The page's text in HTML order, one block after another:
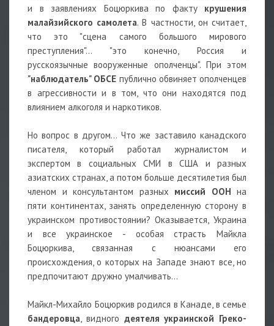
и в заявлениях Боцюркива по факту крушения
малайзийского самолета. В частности, он считает,
что это "сцена самого большого мирового
преступления"... "это конечно, Россия и
русскоязычные вооруженные ополченцы". При этом
"наблюдатель" ОБСЕ публично обвиняет ополченцев
в агрессивности и в том, что они находятся под
влиянием алкоголя и наркотиков.
Но вопрос в другом... Что же заставило канадского
писателя, который работал журналистом и
экспертом в социальных СМИ в США и разных
азиатских странах, а потом больше десятилетия был
членом и консультантом разных миссий ООН на
пяти континентах, занять определенную сторону в
украинском противостоянии? Оказывается, Украина
и все украинское - особая страсть Майкла
Боцюркива, связанная с нюансами его
происхождения, о которых на Западе знают все, но
предпочитают дружно умалчивать...
Майкл-Михайло Боцюркив родился в Канаде, в семье
бандеровца, видного деятеля украинской Греко-